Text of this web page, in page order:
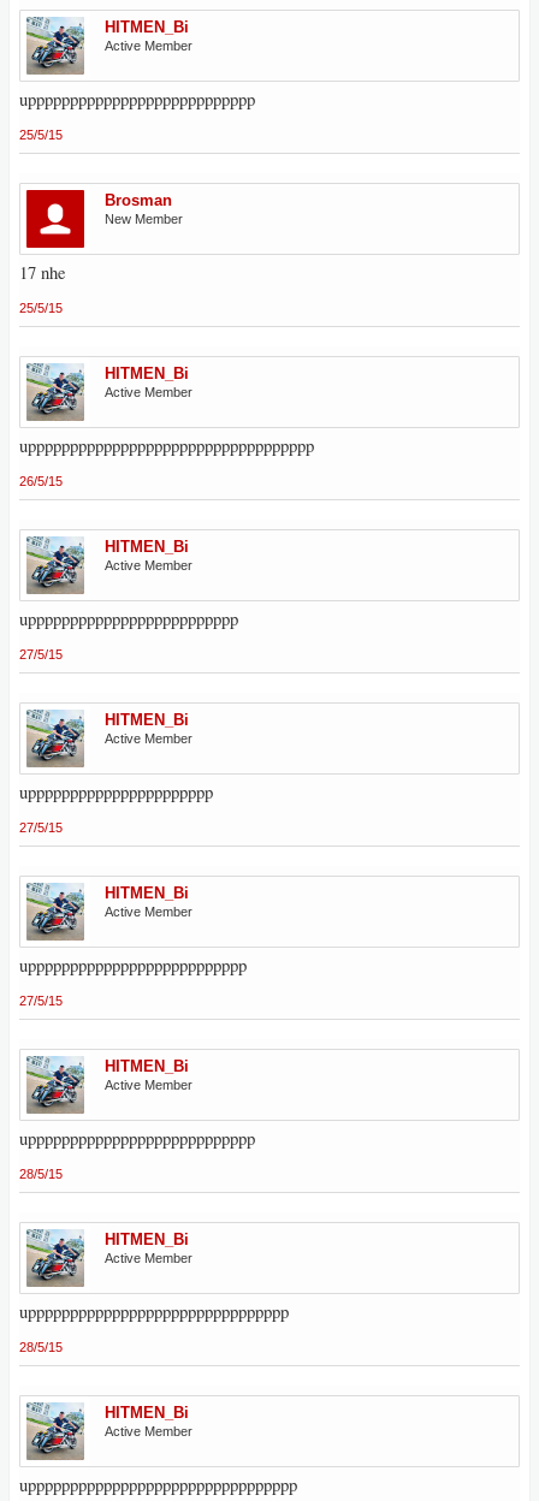
HITMEN_Bi
Active Member
uppppppppppppppppppppppppppp
25/5/15
Brosman
New Member
17 nhe
25/5/15
HITMEN_Bi
Active Member
upppppppppppppppppppppppppppppppppp
26/5/15
HITMEN_Bi
Active Member
uppppppppppppppppppppppppp
27/5/15
HITMEN_Bi
Active Member
upppppppppppppppppppppp
27/5/15
HITMEN_Bi
Active Member
upppppppppppppppppppppppppp
27/5/15
HITMEN_Bi
Active Member
uppppppppppppppppppppppppppp
28/5/15
HITMEN_Bi
Active Member
uppppppppppppppppppppppppppppppp
28/5/15
HITMEN_Bi
Active Member
upppppppppppppppppppppppppppppppp